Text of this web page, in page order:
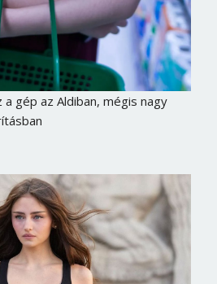
gép az Aldiban, mégis nagy